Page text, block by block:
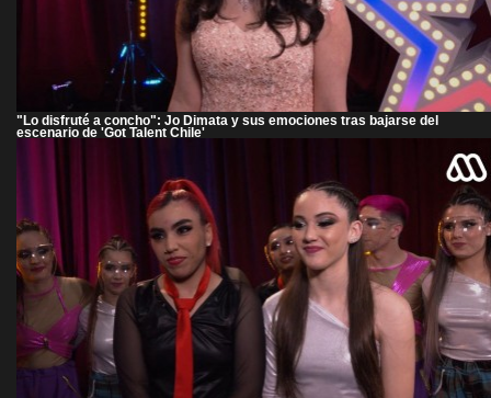
"Lo disfruté a concho": Jo Dimata y sus emociones tras bajarse del
escenario de 'Got Talent Chile'